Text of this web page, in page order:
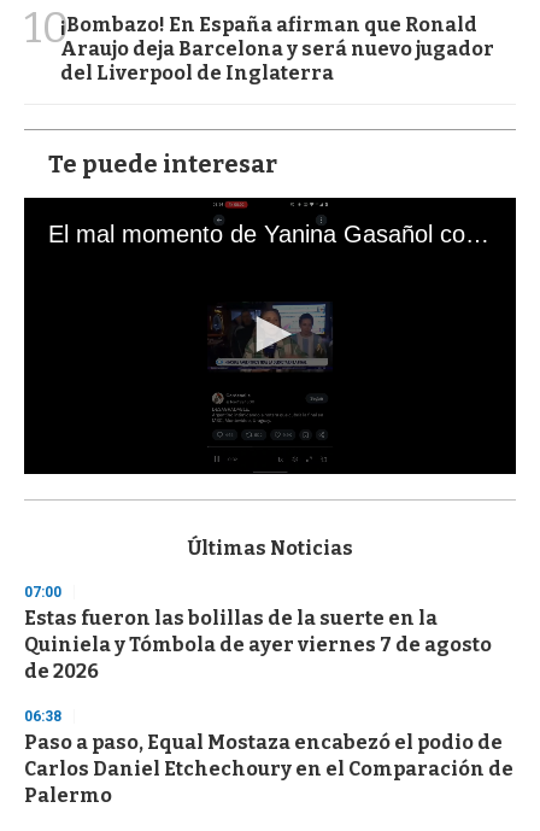
10¡Bombazo! En España afirman que Ronald
Araujo deja Barcelona y será nuevo jugador
del Liverpool de Inglaterra
Te puede interesar
El mal momento de Yanina Gasañol con un hincha argentino en "Subrayado"
s
d
s
o
f
3
s
e
c
o
n
Últimas Noticias
07:00
Estas fueron las bolillas de la suerte en la
Quiniela y Tómbola de ayer viernes 7 de agosto
de 2026
06:38
Paso a paso, Equal Mostaza encabezó el podio de
Carlos Daniel Etchechoury en el Comparación de
Palermo